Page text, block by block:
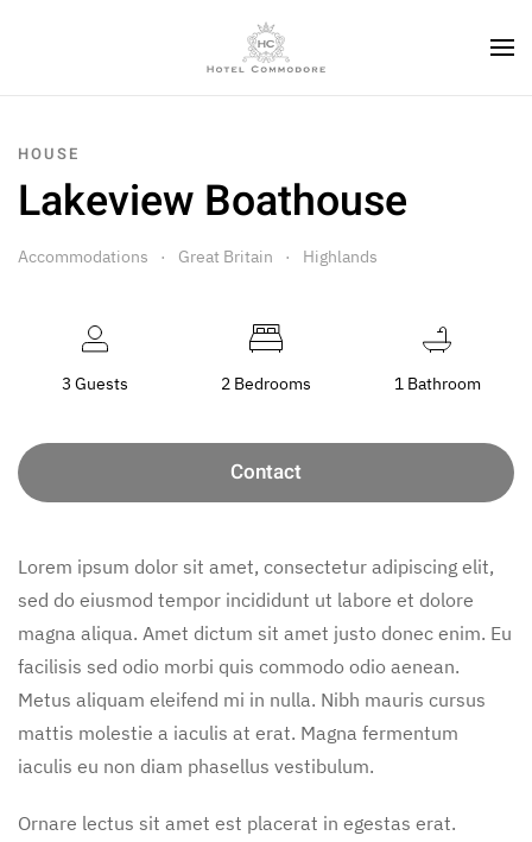
HOUSE
Lakeview Boathouse
Accommodations Great Britain Highlands
3 Guests 2 Bedrooms 1 Bathroom
Contact
Lorem ipsum dolor sit amet, consectetur adipiscing elit,
sed do eiusmod tempor incididunt ut labore et dolore
magna aliqua. Amet dictum sit amet justo donec enim. Eu
facilisis sed odio morbi quis commodo odio aenean.
Metus aliquam eleifend mi in nulla. Nibh mauris cursus
mattis molestie a iaculis at erat. Magna fermentum
iaculis eu non diam phasellus vestibulum.
Ornare lectus sit amet est placerat in egestas erat.